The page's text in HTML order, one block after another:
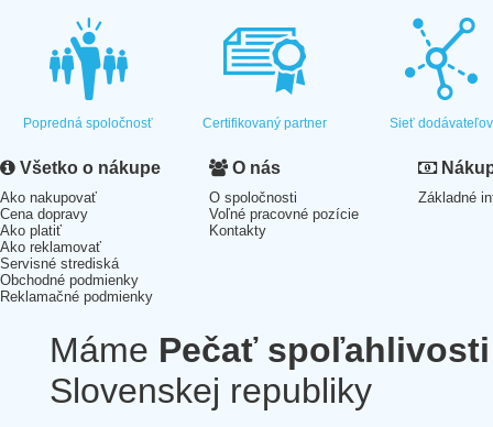
Popredná spoločnosť Certifikovaný partner Sieť dodávateľov
Všetko o nákupe
Ako nakupovať
Cena dopravy
Ako platiť
Ako reklamovať
Servisné strediská
Obchodné podmienky
Reklamačné podmienky
O nás
O spoločnosti
Voľné pracovné pozície
Kontakty
Základné
Máme Pečať spoľahlivosti
Slovenskej republiky